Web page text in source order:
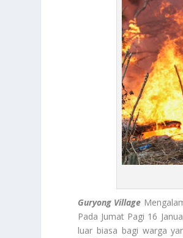
Guryong Village
Pada Jumat Pagi 16
luar biasa bagi warga